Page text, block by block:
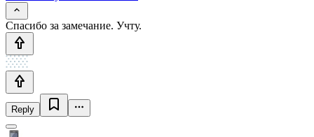
Спасибо за замечание. Учту.
Reply